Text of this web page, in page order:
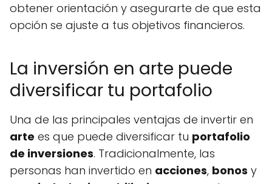
obtener orientación y asegurarte de que esta
opción se ajuste a tus objetivos financieros.
La inversión en arte puede
diversificar tu portafolio
Una de las principales ventajas de invertir en
arte es que puede diversificar tu portafolio
de inversiones. Tradicionalmente, las
personas han invertido en acciones, bonos y